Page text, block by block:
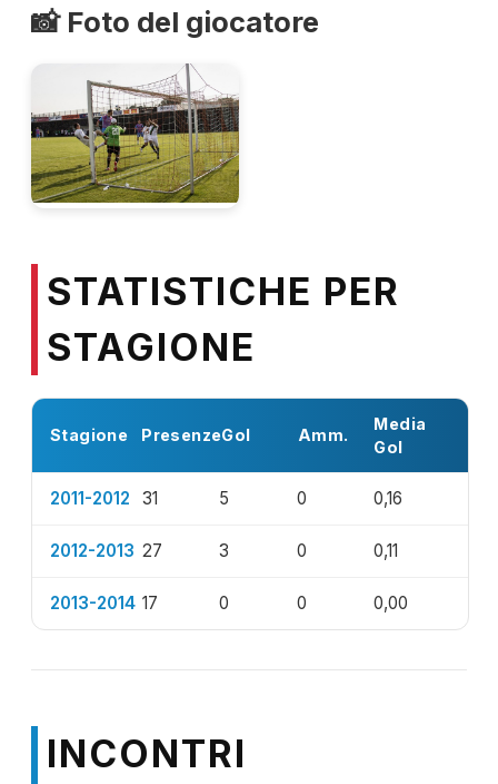
📸 Foto del giocatore
STATISTICHE PER
STAGIONE
Stagione PresenzeGol Amm.
Media
Gol
2011-2012 31 5 0 0,16
2012-2013 27 3 0 0,11
2013-2014 17 0 0 0,00
INCONTRI